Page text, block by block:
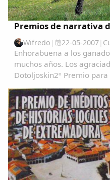
Premios de narrativa
Wifredo | 22-05-2007|
Enhorabuena a los
muchos años. Los
Dotoljoskin2º Premio para Victoriano Martin Martin3º
Clasificado Gondola